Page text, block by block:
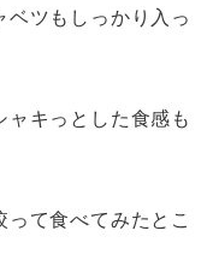
ツもしっかり入っ
ャキっとした食感も
て食べてみたとこ